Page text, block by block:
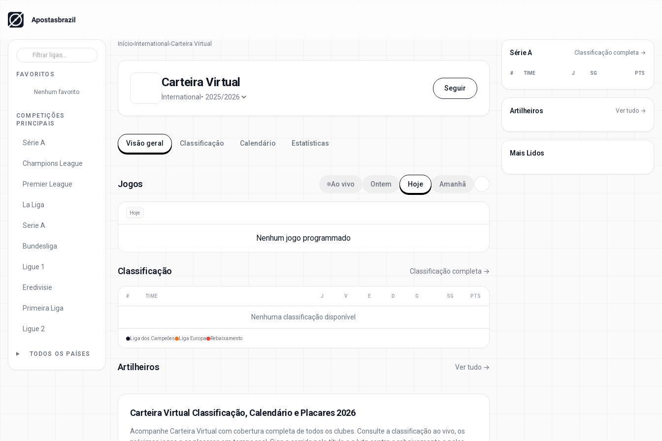
FAVORITOS
Nenhum favorito
COMPETIÇÕES
PRINCIPAIS
Série A
Champions League
Premier League
La Liga
Serie A
Bundesliga
Ligue 1
Eredivisie
Primeira Liga
Ligue 2
TODOS OS PAÍSES
Início› International ›Carteira Virtual
Carteira Virtual
International •
Seguir
Visão geral Classificação Calendário Estatísticas
Jogos Ao vivo Ontem Hoje Amanhã
Hoje
Nenhum jogo programmado
Classificação Classificação completa →
# TIME J V E D G SG PTS
Nenhuma classificação disponível
Liga dos Campeões Liga Europa Rebaixamento
Artilheiros Ver tudo →
Carteira Virtual Classificação, Calendário e Placares 2026
Acompanhe Carteira Virtual com cobertura completa de todos os clubes. Consulte a classificação ao vivo, os
Série A Classificação completa →
# TIME J SG PTS
Artilheiros Ver tudo →
Mais Lidos